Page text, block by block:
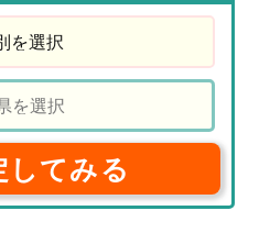
してみる